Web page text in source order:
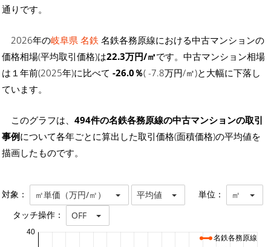
通りです。
2026年の岐阜県 名鉄 名鉄各務原線における中古マンションの
価格相場(平均取引価格)は22.3万円/㎡です。中古マンション相場
は１年前(2025年)に比べて -26.0％( -7.8万円/㎡)と大幅に下落し
ています。
このグラフは、 494件の名鉄各務原線の中古マンションの取引
事例について各年ごとに算出した取引価格(面積価格)の平均値を
描画したものです。
対象： ㎡単価（万円/㎡） 平均値 単位： ㎡
タッチ操作： OFF
40
名鉄各務原線